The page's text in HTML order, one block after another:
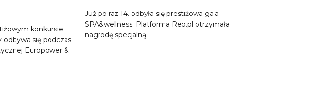
konkursie
odbywa się podczas
Europower &
Już po raz 14. odbyła się prestiżowa gala
SPA&wellness. Platforma Reo.pl otrzymała
nagrodę specjalną.